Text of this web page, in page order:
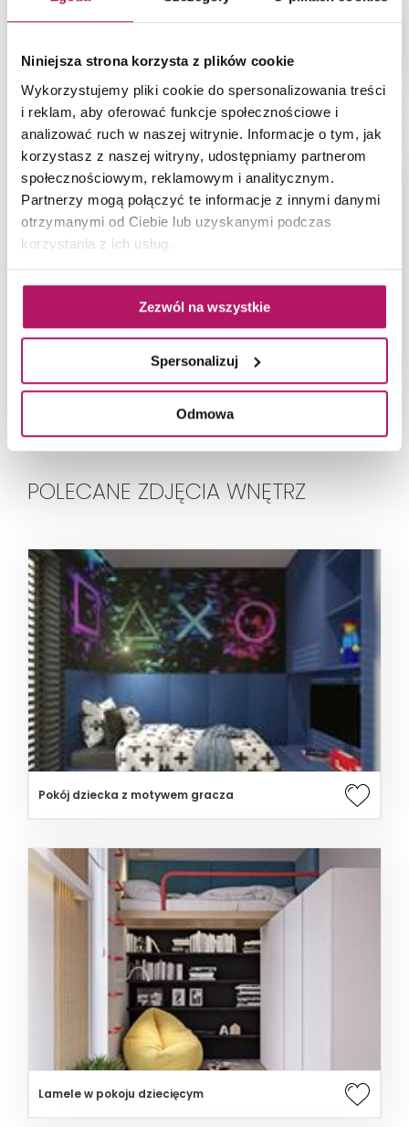
Niniejsza strona korzysta z plików cookie
Wykorzystujemy pliki cookie do spersonalizowania treści
i reklam, aby oferować funkcje społecznościowe i
analizować ruch w naszej witrynie. Informacje o tym, jak
korzystasz z naszej witryny, udostępniamy partnerom
społecznościowym, reklamowym i analitycznym.
Partnerzy mogą połączyć te informacje z innymi danymi
otrzymanymi od Ciebie lub uzyskanymi podczas
korzystania z ich usług.
Zezwól na wszystkie
Spersonalizuj
Odmowa
POLECANE ZDJĘCIA WNĘTRZ
Pokój dziecka z motywem gracza
Lamele w pokoju dziecięcym